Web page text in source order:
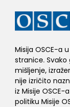
Misija OSCE-a
stranice. Svako
mišljenje,
nije izričito
iz Misije OSCE-
politiku Misije